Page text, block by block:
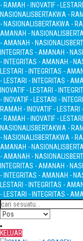
- RAMAH - INOVATIF -
NASIONALISBERTAKWA -
- NASIONALISBERTAKWA -
AMANAH - NASIONALIS
- AMANAH - NASIONALIS
INTEGRITAS - AMANAH -
- INTEGRITAS - AMANAH -
LESTARI - INTEGRITAS -
- LESTARI - INTEGRITAS -
INOVATIF - LESTARI -
- INOVATIF - LESTARI -
RAMAH - INOVATIF -
- RAMAH - INOVATIF -
NASIONALISBERTAKWA -
- NASIONALISBERTAKWA -
AMANAH - NASIONALIS
- AMANAH - NASIONALIS
INTEGRITAS - AMANAH -
- INTEGRITAS - AMANAH -
LESTARI - INTEGRITAS -
- LESTARI - INTEGRITAS -
KELUAR